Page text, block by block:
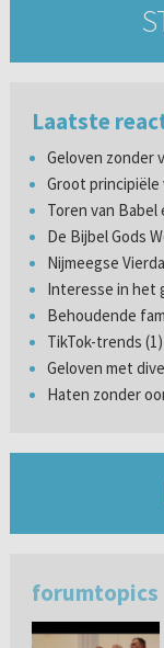
Laatste
Geloven zonder
Groot principiële
Toren van
De Bijbel Gods
Nijmeegse
Interesse in het
Behoudende
TikTok-trends (1)
Geloven met
Haten zonder
forumtopics